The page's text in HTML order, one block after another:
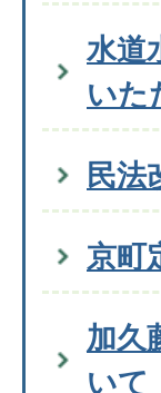
水道
いた
民法
京町
加久
いて